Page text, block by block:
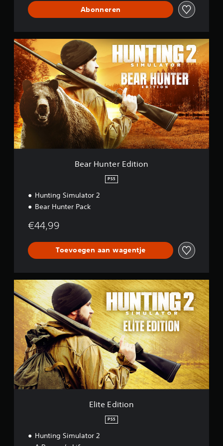
Abonneren
B
e
a
r
H
u
n
t
e
r
E
d
i
Bear Hunter Edition
PS5
Hunting Simulator 2
Bear Hunter Pack
€44,99
Toevoegen aan wagentje
E
l
i
e
E
d
i
t
i
o
n
Elite Edition
PS5
Hunting Simulator 2